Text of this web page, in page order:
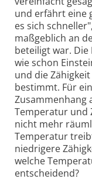
und erfährt eine
es sich
maßgeblich an
beteiligt war. Die
wie schon
und die
bestimmt. Für
Zusammenhang
Temperatur und
nicht mehr
Temperatur
niedrigere
welche
entscheidend?